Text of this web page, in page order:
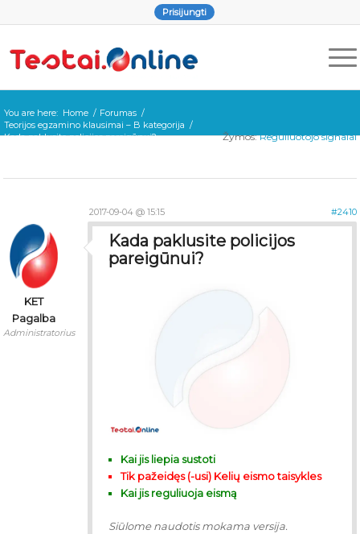
Prisijungti
You are here: Home / Forumas /
Teorijos egzamino klausimai – B kategorija /
Kada paklusite policijos pareigūnui?
Žymos:Reguliuotojo signalai
2017-09-04 @ 15:15 #2410
KET
Pagalba
Administratorius
Kada paklusite policijos
pareigūnui?
Kai jis liepia sustoti
Tik pažeidęs (-usi) Kelių eismo taisykles
Kai jis reguliuoja eismą
Siūlome naudotis mokama versija.